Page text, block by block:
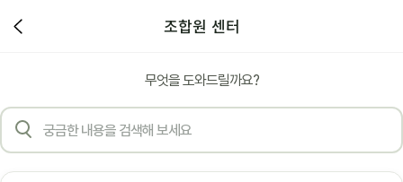
조합원 센터
무엇을 도와드릴까요?